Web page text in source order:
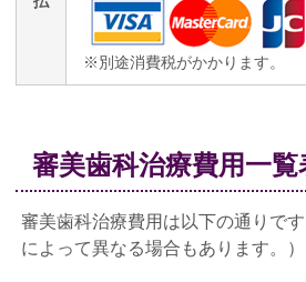
※別途消費税がかかります。
審美歯科治療費用一覧
審美歯科治療費用は以下の通りで
によって異なる場合もあります。）